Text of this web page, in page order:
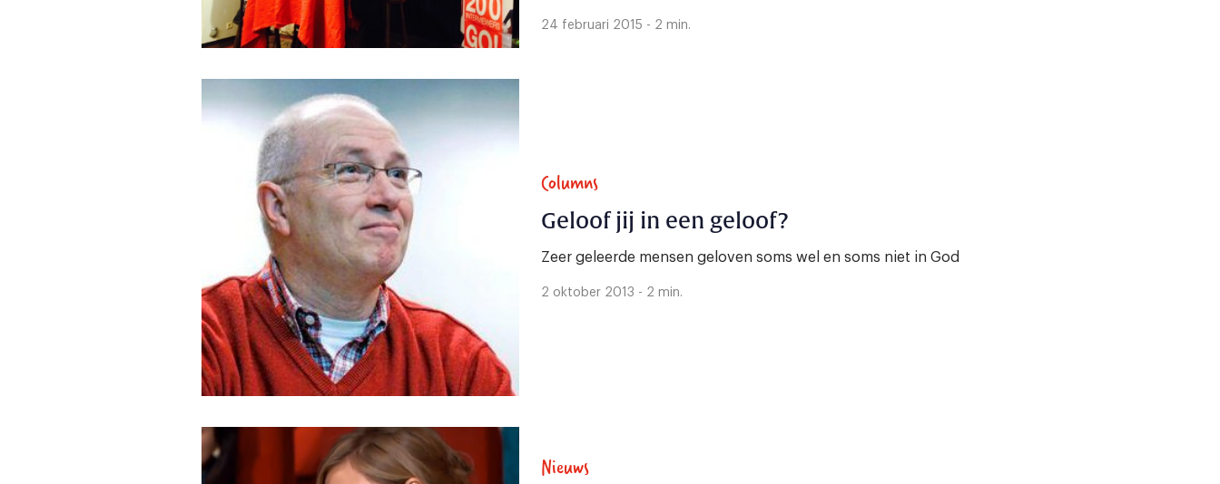
24 februari 2015 - 2 min.
Columns
Geloof jij in een geloof?
Zeer geleerde mensen geloven soms wel en soms niet in God
2 oktober 2013 - 2 min.
Nieuws